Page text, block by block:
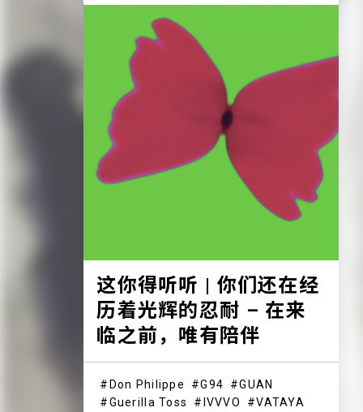
这你得听听 | 你们还在经
历着光辉的忍耐 – 在来
临之前，唯有陪伴
Don Philippe G94
GUAN
Guerilla Toss
IVVVO
VATAYA